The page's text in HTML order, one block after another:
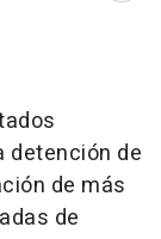
detención de
de más
de